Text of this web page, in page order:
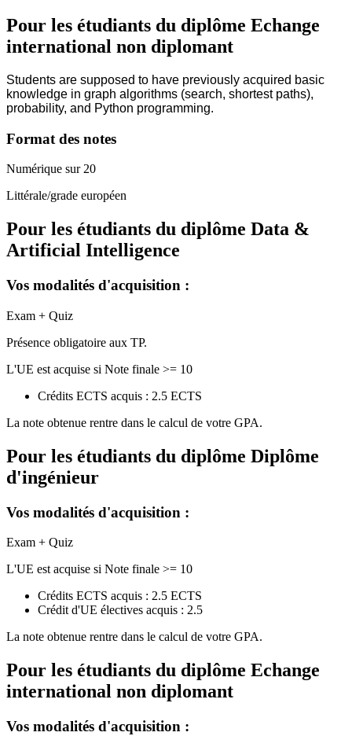
Pour les étudiants du diplôme Echange
international non diplomant
Students are supposed to have previously acquired basic
knowledge in graph algorithms (search, shortest paths),
probability, and Python programming.
Format des notes
Numérique sur 20
Littérale/grade européen
Pour les étudiants du diplôme Data &
Artificial Intelligence
Vos modalités d'acquisition :
Exam + Quiz
Présence obligatoire aux TP.
L'UE est acquise si Note finale >= 10
Crédits ECTS acquis : 2.5 ECTS
La note obtenue rentre dans le calcul de votre GPA.
Pour les étudiants du diplôme Diplôme
d'ingénieur
Vos modalités d'acquisition :
Exam + Quiz
L'UE est acquise si Note finale >= 10
Crédits ECTS acquis : 2.5 ECTS
Crédit d'UE électives acquis : 2.5
La note obtenue rentre dans le calcul de votre GPA.
Pour les étudiants du diplôme Echange
international non diplomant
Vos modalités d'acquisition :